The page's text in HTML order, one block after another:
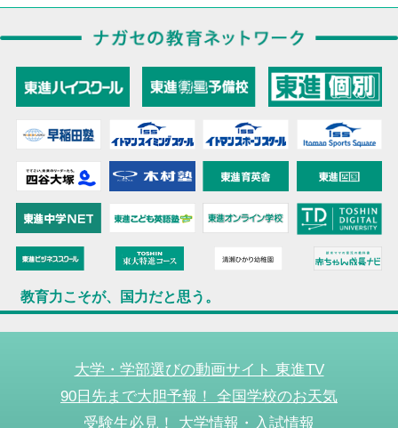
教育力こそが、国力だと思う。
大学・学部選びの動画サイト 東進TV
90日先まで大胆予報！ 全国学校のお天気
受験生必見！ 大学情報・入試情報